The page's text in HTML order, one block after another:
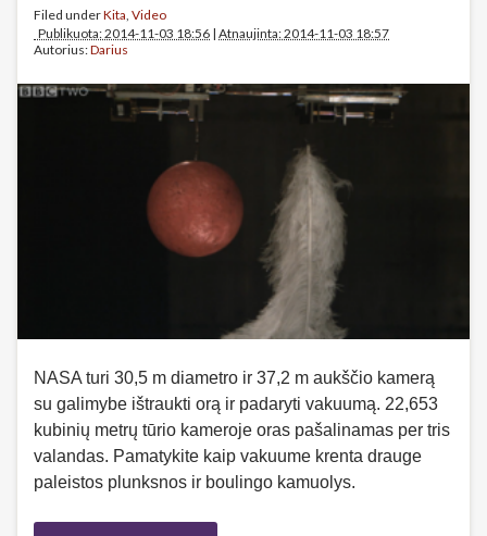
Filed underKita Video
Publikuota: 2014-11-03 18:56 | Atnaujinta: 2014-11-03 18:57
Autorius:Darius
NASA turi 30,5 m diametro ir 37,2 m aukščio kamerą
su galimybe ištraukti orą ir padaryti vakuumą. 22,653
kubinių metrų tūrio kameroje oras pašalinamas per tris
valandas. Pamatykite kaip vakuume krenta drauge
paleistos plunksnos ir boulingo kamuolys.